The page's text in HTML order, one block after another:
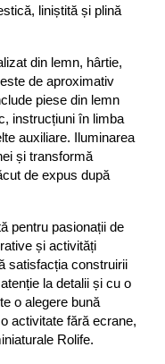
liniștită și plină
din lemn, hârtie,
de aproximativ
piese din lemn
instrucțiuni în limba
auxiliare. Iluminarea
și transformă
de expus după
pentru pasionații de
și activități
satisfacția construirii
la detalii și cu o
o alegere bună
activitate fără ecrane,
Rolife.